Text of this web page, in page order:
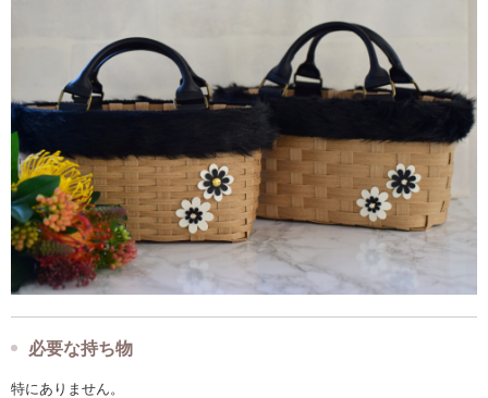
必要な持ち物
特にありません。